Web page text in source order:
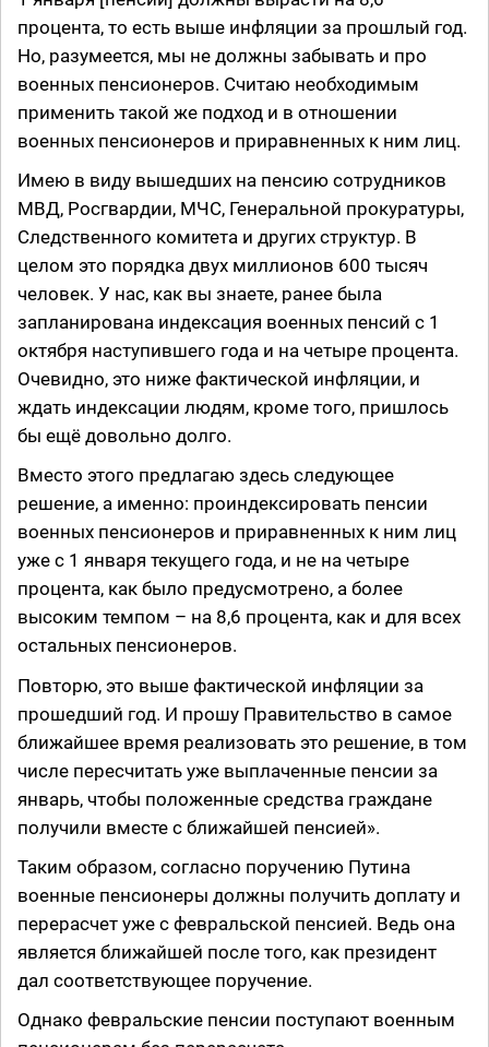
процента, то есть выше инфляции за прошлый год.
Но, разумеется, мы не должны забывать и про
военных пенсионеров. Считаю необходимым
применить такой же подход и в отношении
военных пенсионеров и приравненных к ним лиц.
Имею в виду вышедших на пенсию сотрудников
МВД, Росгвардии, МЧС, Генеральной прокуратуры,
Следственного комитета и других структур. В
целом это порядка двух миллионов 600 тысяч
человек. У нас, как вы знаете, ранее была
запланирована индексация военных пенсий с 1
октября наступившего года и на четыре процента.
Очевидно, это ниже фактической инфляции, и
ждать индексации людям, кроме того, пришлось
бы ещё довольно долго.
Вместо этого предлагаю здесь следующее
решение, а именно: проиндексировать пенсии
военных пенсионеров и приравненных к ним лиц
уже с 1 января текущего года, и не на четыре
процента, как было предусмотрено, а более
высоким темпом – на 8,6 процента, как и для всех
остальных пенсионеров.
Повторю, это выше фактической инфляции за
прошедший год. И прошу Правительство в самое
ближайшее время реализовать это решение, в том
числе пересчитать уже выплаченные пенсии за
январь, чтобы положенные средства граждане
получили вместе с ближайшей пенсией».
Таким образом, согласно поручению Путина
военные пенсионеры должны получить доплату и
перерасчет уже с февральской пенсией. Ведь она
является ближайшей после того, как президент
дал соответствующее поручение.
Однако февральские пенсии поступают военным